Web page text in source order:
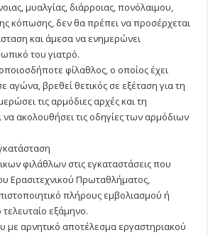
μυαλγίας, διάρροιας, πονόλαιμου,
κόπωσης, δεν θα πρέπει να προσέρχεται
και άμεσα να ενημερώνει
του γιατρό.
φίλαθλος, ο οποίος έχει
αγώνα, βρεθεί θετικός σε εξέταση για τη
τις αρμόδιες αρχές και τη
ακολουθήσει τις οδηγίες των αρμόδιων
φιλάθλων στις εγκαταστάσεις που
Ερασιτεχνικού Πρωταθλήματος,
πλήρους εμβολιασμού ή
εξάμηνο.
με αρνητικό αποτέλεσμα εργαστηριακού